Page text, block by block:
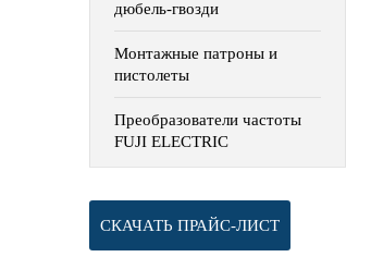
дюбель-гвозди
Монтажные патроны и
пистолеты
Преобразователи частоты
FUJI ELECTRIC
СКАЧАТЬ ПРАЙС-ЛИСТ